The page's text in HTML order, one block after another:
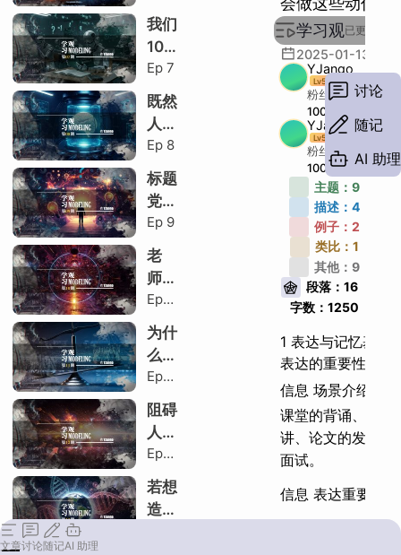
表达准备
记住文稿的常见方式
记住文稿
低效背诵
记忆的工作原理
记忆存储
记忆提取机制
内部语言干扰
2 稳定记忆策略
选择稳定的记忆输入
专注力不强
稳定信息选择
触景生情原理
演讲记忆法
长理
科？
学习
步
骤/
误
区/
分而
治
之/
思维
图/
费曼
技巧
我们
10
多年
的外
语学
习方
乎全
错了
Ep 7
既然
人类
无法
感知
真
实，
什么
要努
力学
习科
学
Ep 8
标题
党是
如何
用这
些招
数把
宠物
诱骗
的
Ep 9
老
师，
我没
有传
纸条
作
我在
学习
信息
论
Ep
为什
么信
息还
有单
位？
如何
信息
量？
Ep
阻碍
人类
永生
的原
因
是？
Ep
若想
造出
类比：
学习观已更新 19
2025-01-13
YJango
Lv5
粉丝：
10068
YJango
Lv5
粉丝：
10068
主题： 9
描述： 4
例子： 2
类比： 1
其他： 9
段落： 16
字数： 1250
1 表达与记忆基础
表达的重要性
信息 场景介绍
课堂的背诵、公众
讲、论文的发表、
面试。
信息 表达重要性
再优秀的人也需要
讨论
随记
AI 助理
文章讨论随记AI 助理